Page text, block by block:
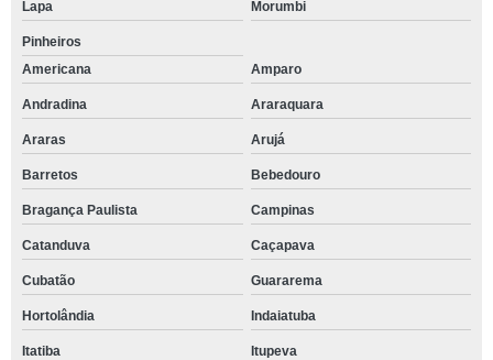
Lapa Morumbi
Pinheiros
Americana
Amparo
Andradina Araraquara
Araras Arujá
Barretos Bebedouro
Bragança Paulista Campinas
Catanduva Caçapava
Cubatão Guararema
Hortolândia Indaiatuba
Itatiba Itupeva